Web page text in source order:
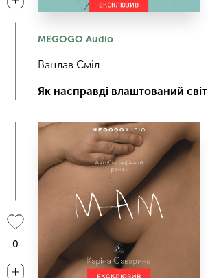
MEGOGO Audio
Вацлав Сміл
Як насправді влаштований світ
0